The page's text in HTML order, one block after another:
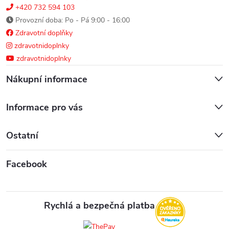
+420 732 594 103
Provozní doba: Po - Pá 9:00 - 16:00
Zdravotní doplňky
zdravotnidoplnky
zdravotnidoplnky
Nákupní informace
Informace pro vás
Ostatní
Facebook
Rychlá a bezpečná platba